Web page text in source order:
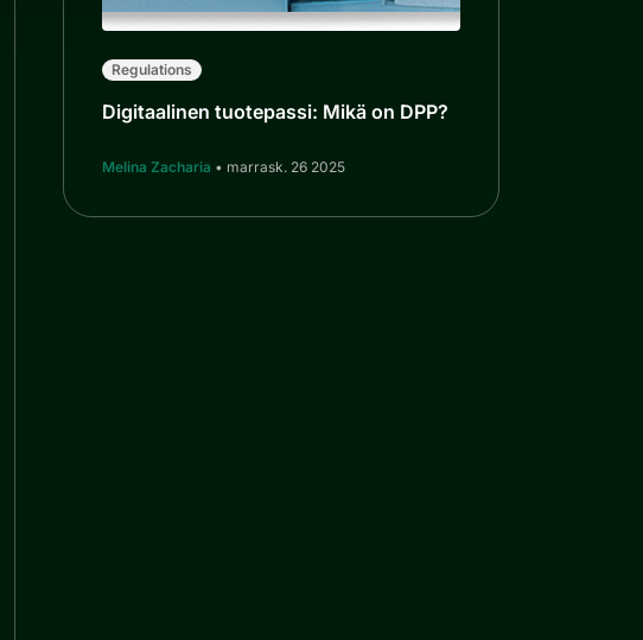
Regulations
Digitaalinen tuotepassi: Mikä on DPP?
Melina Zacharia • marrask. 26 2025